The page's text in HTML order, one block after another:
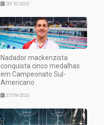
20/10/2023
Nadador mackenzista
conquista cinco medalhas
em Campeonato Sul-
Americano
27/09/2023